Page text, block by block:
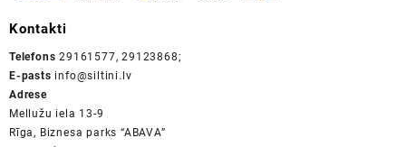
Kontakti
Telefons 29161577, 29123868;
E-pasts info@siltini.lv
Adrese
Mellužu iela 13-9
Rīga, Biznesa parks “ABAVA”